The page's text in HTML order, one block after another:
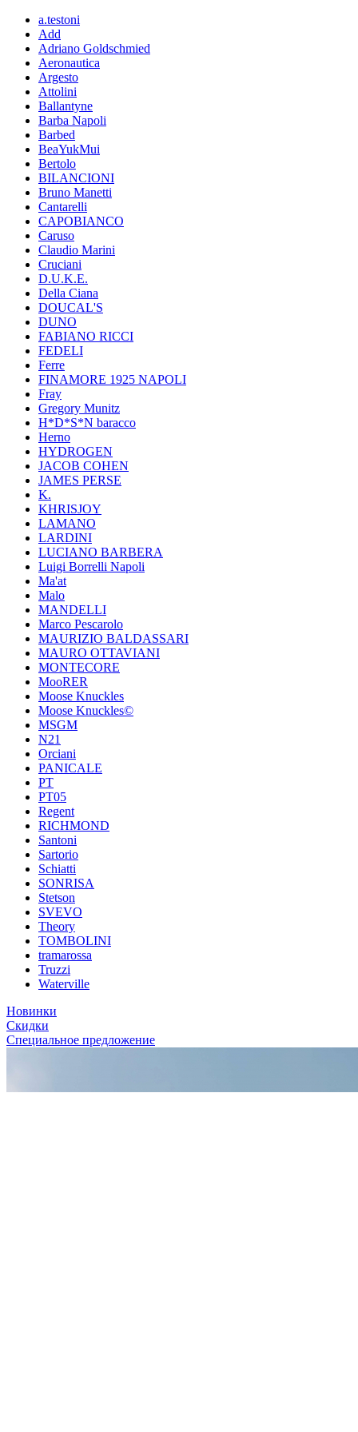
a.testoni
Add
Adriano Goldschmied
Aeronautica
Argesto
Attolini
Ballantyne
Barba Napoli
Barbed
BeaYukMui
Bertolo
BILANCIONI
Bruno Manetti
Cantarelli
CAPOBIANCO
Caruso
Claudio Marini
Cruciani
D.U.K.E.
Della Ciana
DOUCAL'S
DUNO
FABIANO RICCI
FEDELI
Ferre
FINAMORE 1925 NAPOLI
Fray
Gregory Munitz
H*D*S*N baracco
Herno
HYDROGEN
JACOB COHEN
JAMES PERSE
K.
KHRISJOY
LAMANO
LARDINI
LUCIANO BARBERA
Luigi Borrelli Napoli
Ma'at
Malo
MANDELLI
Marco Pescarolo
MAURIZIO BALDASSARI
MAURO OTTAVIANI
MONTECORE
MooRER
Moose Knuckles
Moose Knuckles©️
MSGM
N21
Orciani
PANICALE
PT
PT05
Regent
RICHMOND
Santoni
Sartorio
Schiatti
SONRISA
Stetson
SVEVO
Theory
TOMBOLINI
tramarossa
Truzzi
Waterville
Новинки
Скидки
Специальное предложение